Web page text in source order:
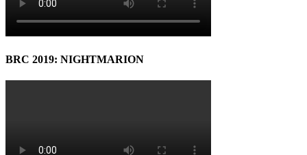
BRC 2019: NIGHTMARION